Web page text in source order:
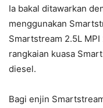
Ia bakal ditawarkan
menggunakan
Smartstream 2.5L
rangkaian kuasa
diesel.
Bagi enjin